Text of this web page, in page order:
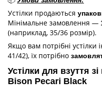
Устілки продаються
Мінімальне замовлення —
(наприклад, 35/36 розмір).
Якщо вам потрібні устілки
41/42), їх потрібно
Устілки для взуття зі
Bison Pecari Black